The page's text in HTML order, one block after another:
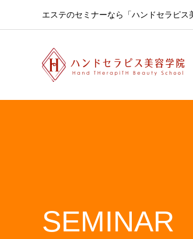
エステのセミナーなら「ハンドセラピ
SEMINAR